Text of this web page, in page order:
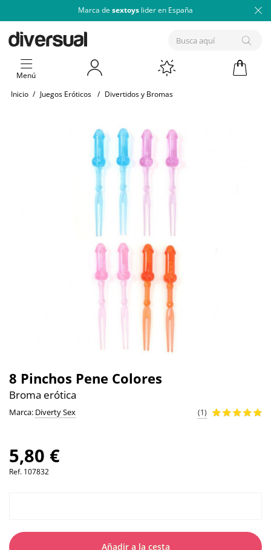
Marca de sextoys lider en España
Menú
Inicio / Juegos Eróticos / Divertidos y Bromas
8 Pinchos Pene Colores
Broma erótica
Marca: Diverty Sex (1)
5,80 €
Ref. 107832
Añadir a la cesta